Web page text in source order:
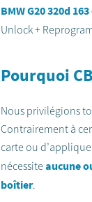
BMW G20 320d
Unlock +
Pourquoi
Nous privilégions
Contrairement à
carte ou
nécessite aucune
boîtier.